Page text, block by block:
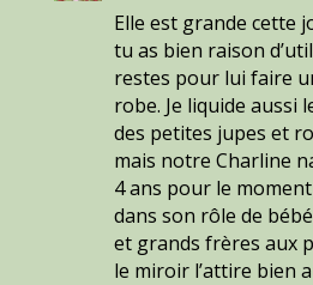
Elle est grande cette
tu as bien raison
restes pour lui faire
robe. Je liquide aussi
des petites jupes et
mais notre Charline
4 ans pour le
dans son rôle de
et grands frères aux
le miroir l’attire bien